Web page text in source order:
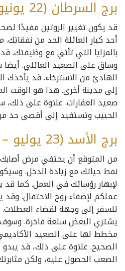
برج السرطان (22 يونيو – 22 يوليو)
قد يكون تغيير الروتين مفيدًا
أحد كبار العائلة الحد من
بالمزايا التي تأتي مع وظيفتك.
وساق على الصعيد العائلي. أيضا
الهادئ من الاسترخاء. قد
إلى مدينة أخرى. هذا هو الوقت
صعيد العقارات. علاوة على
الحبيب وتستفيد إلى أقصى حد
برج الأسد (23 يوليو – 23 أغسطس)
من المتوقع أن يختفي مرض
نمط حياتك مع زيادة الدخل.
لإبهار رؤسائك في العمل. كما
عملكم لإضفاء روح الاحتفال.
للسفر إلى وجهة لقضاء العطلات.
يشتري البعض سلعة فاخرة. وسوف
مخطط لها على الصعيد
الصحيح. علاوة على ذلك، قد
الصعب الحصول عليه، ولكن